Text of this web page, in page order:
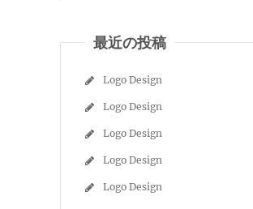
最近の投稿
Logo Design
Logo Design
Logo Design
Logo Design
Logo Design